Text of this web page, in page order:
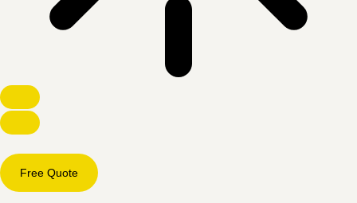
Free Quote